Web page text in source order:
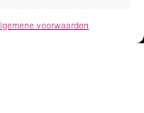
voorwaarden